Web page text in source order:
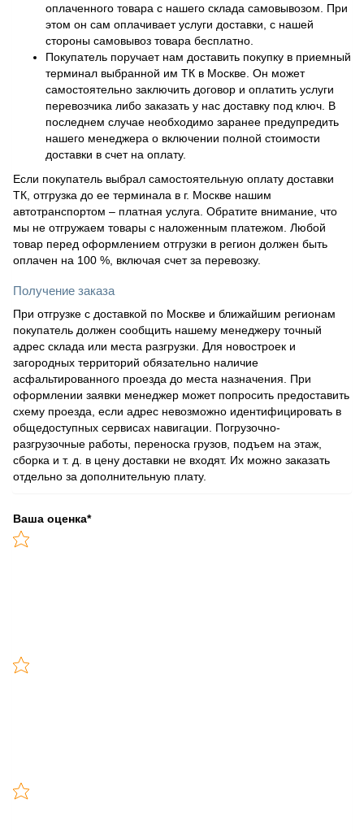
оплаченного товара с нашего склада самовывозом. При
этом он сам оплачивает услуги доставки, с нашей
стороны самовывоз товара бесплатно.
Покупатель поручает нам доставить покупку в приемный
терминал выбранной им ТК в Москве. Он может
самостоятельно заключить договор и оплатить услуги
перевозчика либо заказать у нас доставку под ключ. В
последнем случае необходимо заранее предупредить
нашего менеджера о включении полной стоимости
доставки в счет на оплату.
Если покупатель выбрал самостоятельную оплату доставки
ТК, отгрузка до ее терминала в г. Москве нашим
автотранспортом – платная услуга. Обратите внимание, что
мы не отгружаем товары с наложенным платежом. Любой
товар перед оформлением отгрузки в регион должен быть
оплачен на 100 %, включая счет за перевозку.
Получение заказа
При отгрузке с доставкой по Москве и ближайшим регионам
покупатель должен сообщить нашему менеджеру точный
адрес склада или места разгрузки. Для новостроек и
загородных территорий обязательно наличие
асфальтированного проезда до места назначения. При
оформлении заявки менеджер может попросить предоставить
схему проезда, если адрес невозможно идентифицировать в
общедоступных сервисах навигации. Погрузочно-
разгрузочные работы, переноска грузов, подъем на этаж,
сборка и т. д. в цену доставки не входят. Их можно заказать
отдельно за дополнительную плату.
Ваша оценка*